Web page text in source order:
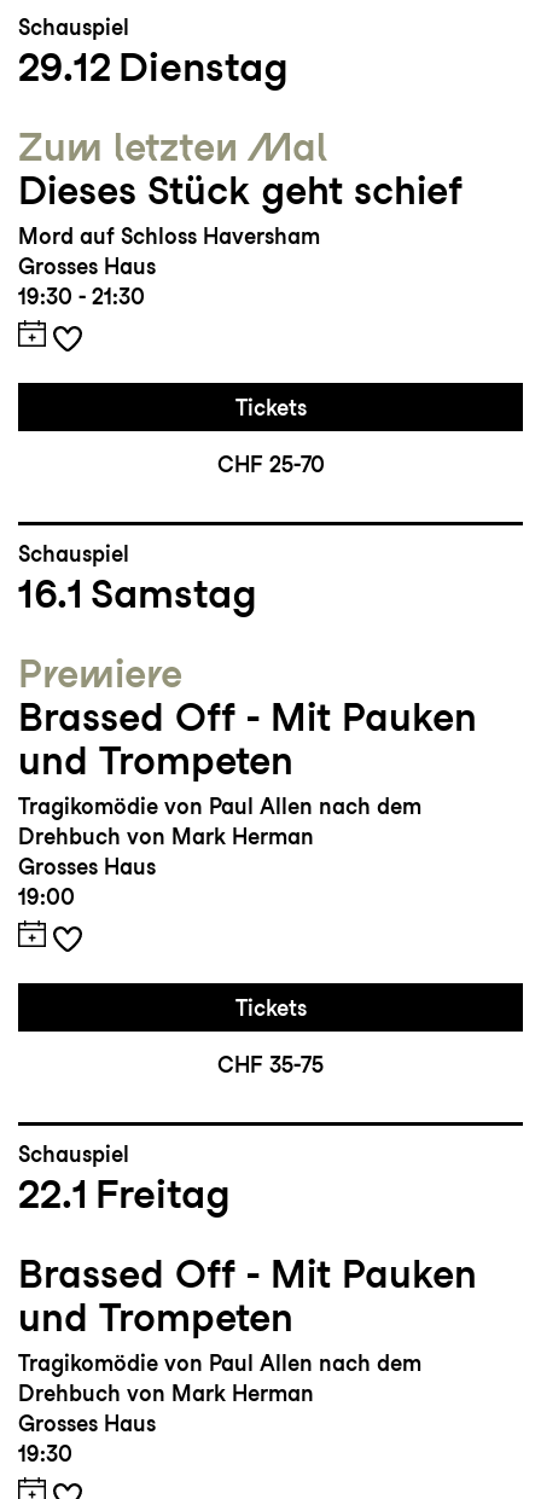
Schauspiel
29.12 Dienstag
Zum letzten Mal
Dieses Stück geht schief
Mord auf Schloss Haversham
Grosses Haus
19:30 - 21:30
Tickets
CHF 25-70
Schauspiel
16.1 Samstag
Premiere
Brassed Off - Mit Pauken
und Trompeten
Tragikomödie von Paul Allen nach dem
Drehbuch von Mark Herman
Grosses Haus
19:00
Tickets
CHF 35-75
Schauspiel
22.1 Freitag
Brassed Off - Mit Pauken
und Trompeten
Tragikomödie von Paul Allen nach dem
Drehbuch von Mark Herman
Grosses Haus
19:30